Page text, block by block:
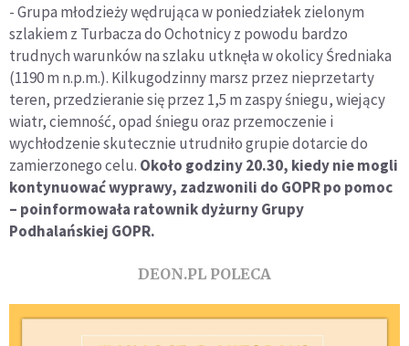
- Grupa młodzieży wędrująca w poniedziałek zielonym
szlakiem z Turbacza do Ochotnicy z powodu bardzo
trudnych warunków na szlaku utknęła w okolicy Średniaka
(1190 m n.p.m.). Kilkugodzinny marsz przez nieprzetarty
teren, przedzieranie się przez 1,5 m zaspy śniegu, wiejący
wiatr, ciemność, opad śniegu oraz przemoczenie i
wychłodzenie skutecznie utrudniło grupie dotarcie do
zamierzonego celu. Około godziny 20.30, kiedy nie mogli
kontynuować wyprawy, zadzwonili do GOPR po pomoc
– poinformowała ratownik dyżurny Grupy
Podhalańskiej GOPR.
DEON.PL POLECA